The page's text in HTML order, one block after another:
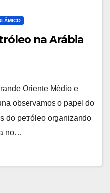
na Arábia
Oriente Médio e
observamos o papel do
do petróleo organizando
no…